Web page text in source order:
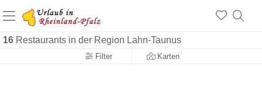
16 Restaurants in der Region Lahn-Taunus
Filter Karten
+1.500 Unterkünfte in Rheinland-Pfalz
+1.000 Sehenswürdigkeiten
Über 25 Jahre online